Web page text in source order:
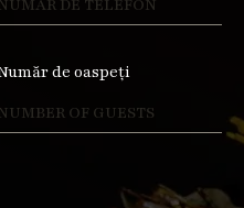
de oaspeți